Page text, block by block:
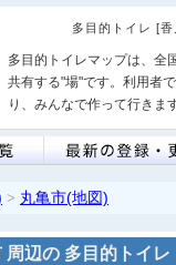
多目的トイレ [
多目的トイレマップは、全
共有する"場"です。利用者
り、みんなで作って行きま
> 丸亀市(地図)
周辺の 多目的トイレ